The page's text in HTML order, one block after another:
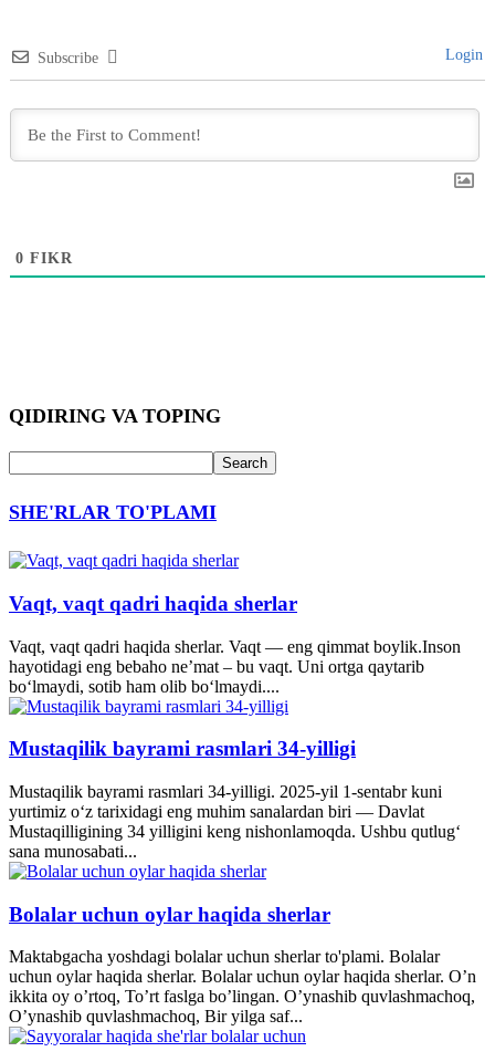
Subscribe Login
0 FIKR
QIDIRING VA TOPING
SHE'RLAR TO'PLAMI
Vaqt, vaqt qadri haqida sherlar
Vaqt, vaqt qadri haqida sherlar. Vaqt — eng qimmat boylik.Inson
hayotidagi eng bebaho ne’mat – bu vaqt. Uni ortga qaytarib
bo‘lmaydi, sotib ham olib bo‘lmaydi....
Mustaqilik bayrami rasmlari 34-yilligi
Mustaqilik bayrami rasmlari 34-yilligi. 2025-yil 1-sentabr kuni
yurtimiz o‘z tarixidagi eng muhim sanalardan biri — Davlat
Mustaqilligining 34 yilligini keng nishonlamoqda. Ushbu qutlug‘
sana munosabati...
Bolalar uchun oylar haqida sherlar
Maktabgacha yoshdagi bolalar uchun sherlar to'plami. Bolalar
uchun oylar haqida sherlar. Bolalar uchun oylar haqida sherlar. O’n
ikkita oy o’rtoq, To’rt faslga bo’lingan. O’ynashib quvlashmachoq,
O’ynashib quvlashmachoq, Bir yilga saf...